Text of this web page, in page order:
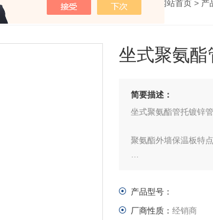
您的位置： 网站首页 > 产
坐式聚氨
简要描述：
坐式聚氨酯管托镀锌
聚氨酯外墙保温板特点
高，厚度误差士
密，泡孔均匀。 容重
产品型号：
厂商性质： 经销商